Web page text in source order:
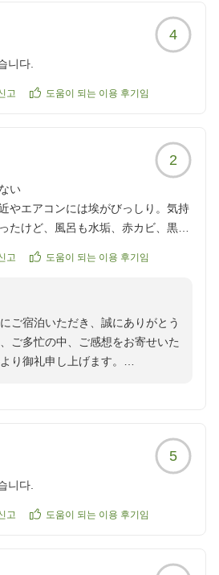
4
니다.
고 도움이 되는 이용 후기임
2
い
やエアコンには埃がびっしり。気持
たけど、風呂も水垢、赤カビ、黒カ
。日本にこんなホテルがあるのか
由がわからない。
高なのです。
けど。
てクーラーやテレビなどは綺麗なも
す。
細はこちらから
고 도움이 되는 이용 후기임
ご宿泊いただき、誠にありがとう
ご多忙の中、ご感想をお寄せいた
り御礼申し上げます。
深くお詫び申し上げます。
壁紙の剥がれや、エアコン、浴室
らなさを痛感しております。
5
니다.
고 도움이 되는 이용 후기임